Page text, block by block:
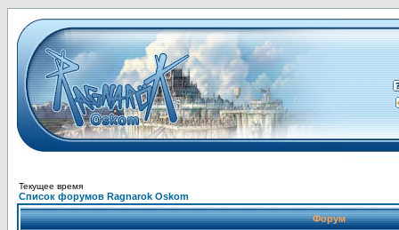
Текущее время
Список форумов Ragnarok Oskom
Форум